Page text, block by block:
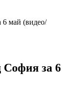
6 май (видео/
София за 6